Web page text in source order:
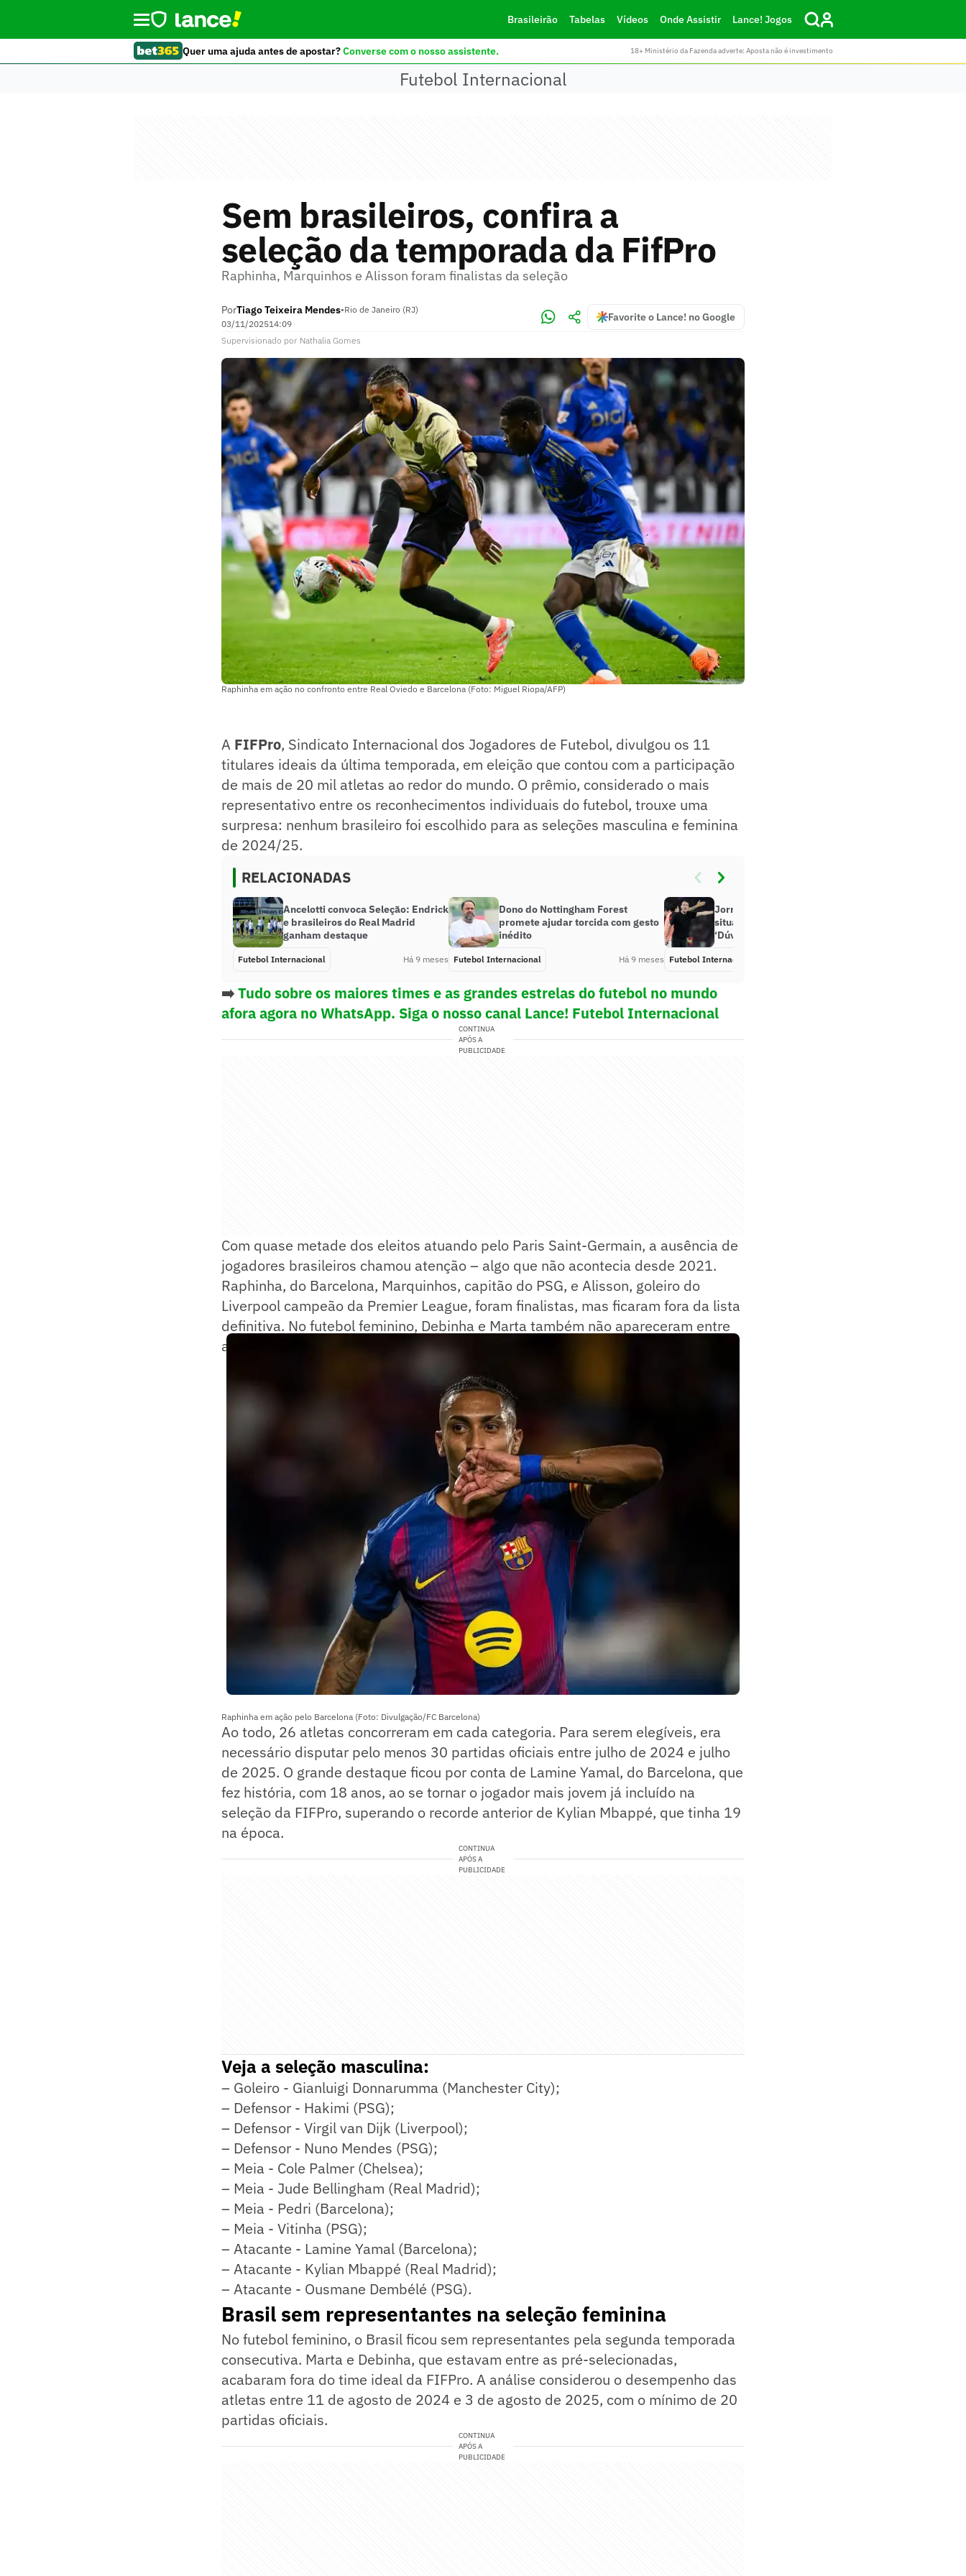
Brasileirão Tabelas Vídeos Onde Assistir Lance! Jogos
Quer uma ajuda antes de apostar?Converse com o nosso assistente. 18+ Ministério da Fazenda adverte: Aposta não é investimento
Futebol Internacional
Sem brasileiros, confira a
seleção da temporada da FifPro
Raphinha, Marquinhos e Alisson foram finalistas da seleção
PorTiago Teixeira Mendes•Rio de Janeiro (RJ)
03/11/202514:09
Favorite o Lance! no Google
Supervisionado por Nathalia Gomes
Raphinha em ação no confronto entre Real Oviedo e Barcelona (Foto: Miguel Riopa/AFP)
A FIFPro, Sindicato Internacional dos Jogadores de Futebol, divulgou os 11
titulares ideais da última temporada, em eleição que contou com a participação
de mais de 20 mil atletas ao redor do mundo. O prêmio, considerado o mais
representativo entre os reconhecimentos individuais do futebol, trouxe uma
surpresa: nenhum brasileiro foi escolhido para as seleções masculina e feminina
de 2024/25.
RELACIONADAS
Ancelotti convoca Seleção: Endrick
e brasileiros do Real Madrid
ganham destaque
Futebol Internacional Há 9 meses
Dono do Nottingham Forest
promete ajudar torcida com gesto
inédito
Futebol Internacional Há 9 meses
Jornal espanhol repercute
situação de astro do Flamengo:
‘Dúvida na final da Libertadores’
Futebol Internacional
➡️Tudo sobre os maiores times e as grandes estrelas do futebol no mundo
afora agora no WhatsApp. Siga o nosso canal Lance! Futebol Internacional
CONTINUA
APÓS A
PUBLICIDADE
Com quase metade dos eleitos atuando pelo Paris Saint-Germain, a ausência de
jogadores brasileiros chamou atenção – algo que não acontecia desde 2021.
Raphinha, do Barcelona, Marquinhos, capitão do PSG, e Alisson, goleiro do
Liverpool campeão da Premier League, foram finalistas, mas ficaram fora da lista
definitiva. No futebol feminino, Debinha e Marta também não apareceram entre
as 11 melhores.
Raphinha em ação pelo Barcelona (Foto: Divulgação/FC Barcelona)
Ao todo, 26 atletas concorreram em cada categoria. Para serem elegíveis, era
necessário disputar pelo menos 30 partidas oficiais entre julho de 2024 e julho
de 2025. O grande destaque ficou por conta de Lamine Yamal, do Barcelona, que
fez história, com 18 anos, ao se tornar o jogador mais jovem já incluído na
seleção da FIFPro, superando o recorde anterior de Kylian Mbappé, que tinha 19
na época.
CONTINUA
APÓS A
PUBLICIDADE
Veja a seleção masculina:
– Goleiro - Gianluigi Donnarumma (Manchester City);
– Defensor - Hakimi (PSG);
– Defensor - Virgil van Dijk (Liverpool);
– Defensor - Nuno Mendes (PSG);
– Meia - Cole Palmer (Chelsea);
– Meia - Jude Bellingham (Real Madrid);
– Meia - Pedri (Barcelona);
– Meia - Vitinha (PSG);
– Atacante - Lamine Yamal (Barcelona);
– Atacante - Kylian Mbappé (Real Madrid);
– Atacante - Ousmane Dembélé (PSG).
Brasil sem representantes na seleção feminina
No futebol feminino, o Brasil ficou sem representantes pela segunda temporada
consecutiva. Marta e Debinha, que estavam entre as pré-selecionadas,
acabaram fora do time ideal da FIFPro. A análise considerou o desempenho das
atletas entre 11 de agosto de 2024 e 3 de agosto de 2025, com o mínimo de 20
partidas oficiais.
CONTINUA
APÓS A
PUBLICIDADE